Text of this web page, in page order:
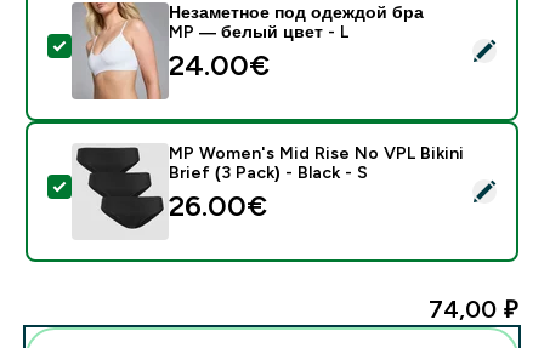
- Незаметное под одеждой бра MP ― белый цвет -
Незаметное под одеждой бра
MP ― белый цвет - L
24.00€‎
- MP Women's Mid Rise No VPL Bikini Brief (3 Pack) -
MP Women's Mid Rise No VPL Bikini
Brief (3 Pack) - Black - S
26.00€‎
74,00 ₽‎